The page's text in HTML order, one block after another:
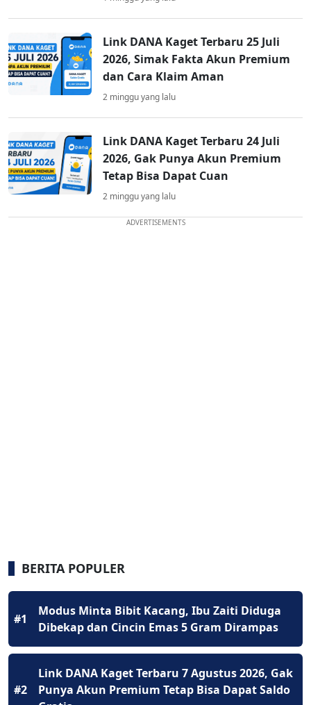
Link DANA Kaget Terbaru 25 Juli
2026, Simak Fakta Akun Premium
dan Cara Klaim Aman
2 minggu yang lalu
Link DANA Kaget Terbaru 24 Juli
2026, Gak Punya Akun Premium
Tetap Bisa Dapat Cuan
2 minggu yang lalu
ADVERTISEMENTS
BERITA POPULER
#1
Modus Minta Bibit Kacang, Ibu Zaiti Diduga
Dibekap dan Cincin Emas 5 Gram Dirampas
#2
Link DANA Kaget Terbaru 7 Agustus 2026, Gak
Punya Akun Premium Tetap Bisa Dapat Saldo